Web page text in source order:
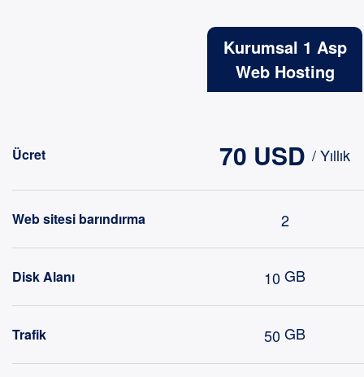
Kurumsal 1 Asp
Web Hosting
Ücret 70 USD / Yıllık
Web sitesi barındırma 2
Disk Alanı 10GB
Trafik 50GB